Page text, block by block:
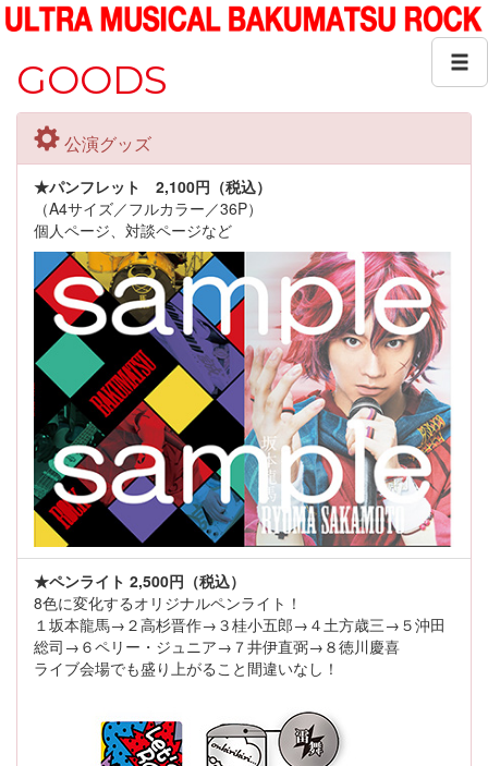
GOODS
公演グッズ
★パンフレット 2,100円（税込）
（A4サイズ／フルカラー／36P）
個人ページ、対談ページなど
★ペンライト 2,500円（税込）
8色に変化するオリジナルペンライト！
１坂本龍馬→２高杉晋作→３桂小五郎→４土方歳三→５沖田
総司→６ペリー・ジュニア→７井伊直弼→８徳川慶喜
ライブ会場でも盛り上がること間違いなし！